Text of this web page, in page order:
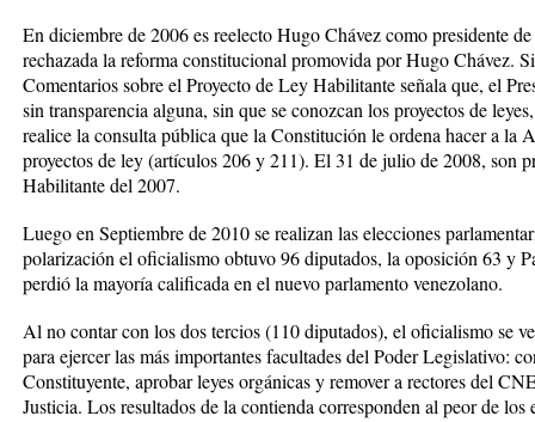
En diciembre de 2006 es reelecto Hugo Chávez como presidente
rechazada la reforma constitucional promovida por Hugo Chávez.
Comentarios sobre el Proyecto de Ley Habilitante señala que, el
sin transparencia alguna, sin que se conozcan los proyectos de
realice la consulta pública que la Constitución le ordena hacer a la
proyectos de ley (artículos 206 y 211). El 31 de julio de 2008, son
Habilitante del 2007.
Luego en Septiembre de 2010 se realizan las elecciones
polarización el oficialismo obtuvo 96 diputados, la oposición 63 y
perdió la mayoría calificada en el nuevo parlamento venezolano.
Al no contar con los dos tercios (110 diputados), el oficialismo se
para ejercer las más importantes facultades del Poder Legislativo:
Constituyente, aprobar leyes orgánicas y remover a rectores del
Justicia. Los resultados de la contienda corresponden al peor de los